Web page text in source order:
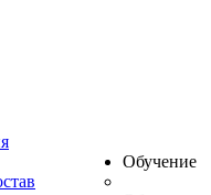
Обучение